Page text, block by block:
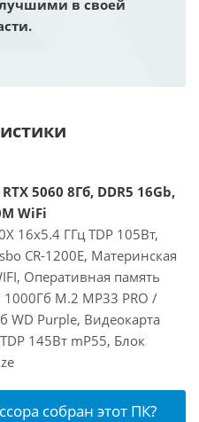
в своей
5060 8Гб, DDR5 16Gb,
WiFi
16x5.4 ГГц TDP 105Вт,
CR-1200E, Материнская
Оперативная память
1000Гб M.2 MP33 PRO /
WD Purple, Видеокарта
145Вт mP55, Блок
собран этот ПК?